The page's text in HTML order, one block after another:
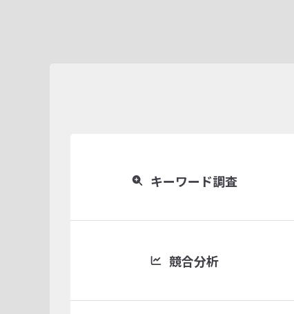
キーワード調査
競合分析